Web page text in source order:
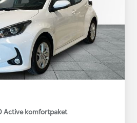
Active komfortpaket